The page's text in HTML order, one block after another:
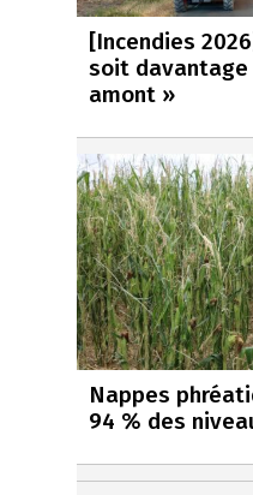
[Incendies
soit davantage
amont »
Nappes
94 % des